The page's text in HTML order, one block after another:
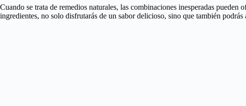
Cuando se trata de remedios naturales, las combinaciones inesperadas pueden
ingredientes, no solo disfrutarás de un sabor delicioso, sino que también